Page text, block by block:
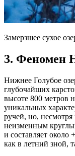
Замерзшее сухое
3. Феномен
Нижнее Голубое
глубочайших
высоте 800 метров
уникальных
ручей, но, несмотря
неизменным
и составляет
как в летний зной,